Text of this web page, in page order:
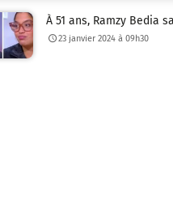
À 51 ans, Ramzy Bedia
23 janvier 2024 à 09h30